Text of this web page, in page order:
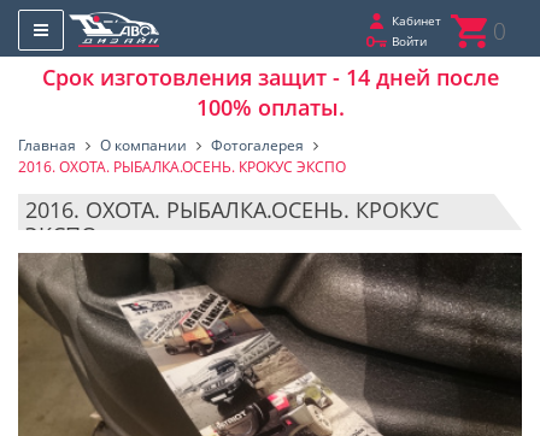
Кабинет
Войти
0
Срок изготовления защит - 14 дней после
100% оплаты.
Главная О компании
Фотогалерея
2016. ОХОТА. РЫБАЛКА.ОСЕНЬ. КРОКУС ЭКСПО
2016. ОХОТА. РЫБАЛКА.ОСЕНЬ. КРОКУС
ЭКСПО